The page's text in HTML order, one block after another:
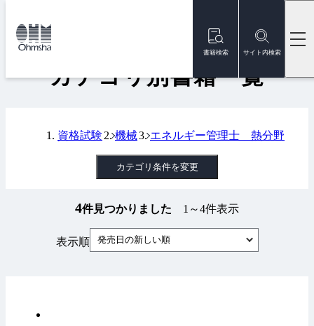
書籍検索 サイト内検索
トップ
カテゴリ別書籍一覧
資格試験 機械 エネルギー管理士 熱分野
カテゴリ条件を変更
4件見つかりました 1～4件表示
表示順 発売日の新しい順